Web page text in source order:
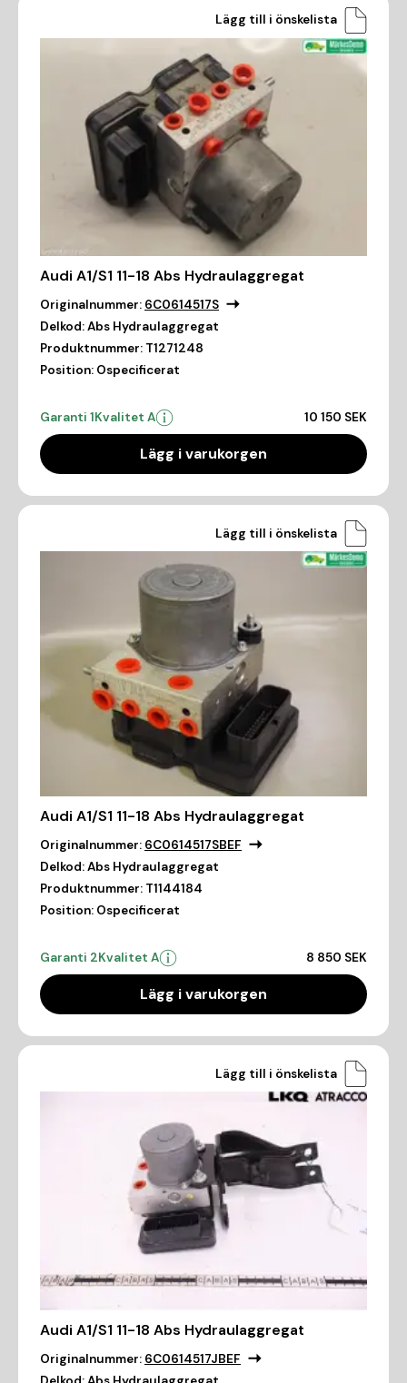
Lägg till i önskelista
Audi A1/S1 11-18 Abs Hydraulaggregat
Originalnummer: 6C0614517S
Delkod:Abs Hydraulaggregat
Produktnummer: T1271248
Position: Ospecificerat
Garanti 1Kvalitet A 10 150 SEK
Lägg i varukorgen
Lägg till i önskelista
Audi A1/S1 11-18 Abs Hydraulaggregat
Originalnummer: 6C0614517SBEF
Delkod:Abs Hydraulaggregat
Produktnummer: T1144184
Position: Ospecificerat
Garanti 2Kvalitet A 8 850 SEK
Lägg i varukorgen
Lägg till i önskelista
Audi A1/S1 11-18 Abs Hydraulaggregat
Originalnummer: 6C0614517JBEF